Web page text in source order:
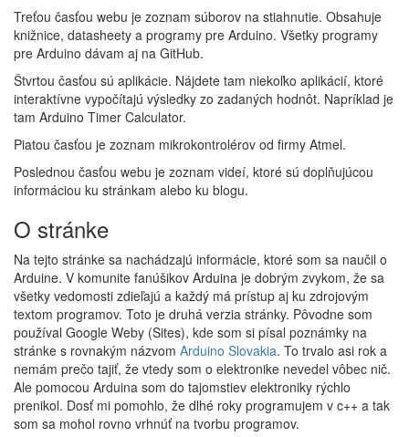
Treťou časťou webu je zoznam súborov na stiahnutie. Obsahuje
knižnice, datasheety a programy pre Arduino. Všetky programy
pre Arduino dávam aj na GitHub.
Štvrtou časťou sú aplikácie. Nájdete tam niekoľko aplikácií, ktoré
interaktívne vypočítajú výsledky zo zadaných hodnôt. Napríklad je
tam Arduino Timer Calculator.
Piatou časťou je zoznam mikrokontrolérov od firmy Atmel.
Poslednou časťou webu je zoznam videí, ktoré sú doplňujúcou
informáciou ku stránkam alebo ku blogu.
O stránke
Na tejto stránke sa nachádzajú informácie, ktoré som sa naučil o
Arduine. V komunite fanúšikov Arduina je dobrým zvykom, že sa
všetky vedomosti zdieľajú a každý má prístup aj ku zdrojovým
textom programov. Toto je druhá verzia stránky. Pôvodne som
používal Google Weby (Sites), kde som si písal poznámky na
stránke s rovnakým názvom Arduino Slovakia. To trvalo asi rok a
nemám prečo tajiť, že vtedy som o elektronike nevedel vôbec nič.
Ale pomocou Arduina som do tajomstiev elektroniky rýchlo
prenikol. Dosť mi pomohlo, že dlhé roky programujem v c++ a tak
som sa mohol rovno vrhnúť na tvorbu programov.